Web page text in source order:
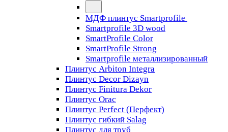
МДФ плинтус Smartprofile
Smartprofile 3D wood
SmartProfile Color
SmartProfile Strong
Smartprofile металлизированный
Плинтус Arbiton Integra
Плинтус Decor Dizayn
Плинтус Finitura Dekor
Плинтус Orac
Плинтус Perfect (Перфект)
Плинтус гибкий Salag
Плинтус для труб